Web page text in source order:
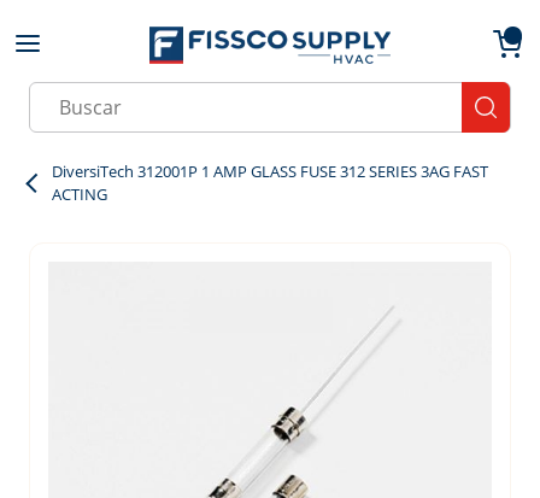
Skip to main content
Site Search
DiversiTech 312001P 1 AMP GLASS FUSE 312 SERIES 3AG FAST
ACTING